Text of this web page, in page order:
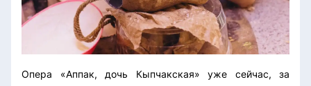
Опера «Аппак, дочь Кыпчакская» уже сейчас, за